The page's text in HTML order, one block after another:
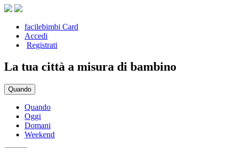
facilebimbi Card
Accedi
Registrati
La tua città a misura di bambino
Quando
Quando
Oggi
Domani
Weekend